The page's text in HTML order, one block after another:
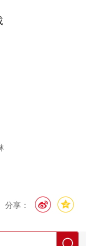
分享：